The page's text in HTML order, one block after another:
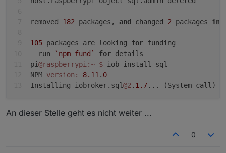
removed 182 packages, and changed 2 packages in
105 packages are looking for funding
  run
`npm fund` for details
pi@raspberrypi :~ $
iob install sql
NPM version: 8.11 . 0
Installing iobroker.sql@2 . 1.7... (System call)
An dieser Stelle geht es nicht weiter ...
0